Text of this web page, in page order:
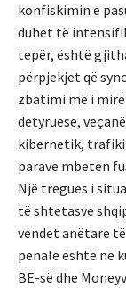
konfiskimin e
duhet të
tepër, është
përpjekjet që
zbatimi më i
detyruese,
kibernetik,
parave mbeten
Një tregues i
të shtetasve
vendet anëtare
penale është në
BE-së dhe